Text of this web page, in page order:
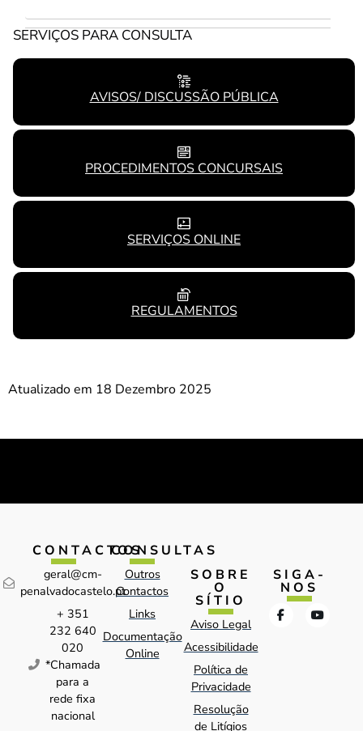
SERVIÇOS PARA CONSULTA
AVISOS/ DISCUSSÃO PÚBLICA
PROCEDIMENTOS CONCURSAIS
SERVIÇOS ONLINE
REGULAMENTOS
Atualizado em 18 Dezembro 2025
CONTACTOS
geral@cm-
penalvadocastelo.pt
+ 351
232 640
020
*Chamada
para a
rede fixa
nacional
CONSULTAS
Outros
Contactos
Links
Documentação
Online
SOBRE
O
SÍTIO
Aviso Legal
Acessibilidade
Política de
Privacidade
Resolução
de Litígios
SIGA-
NOS